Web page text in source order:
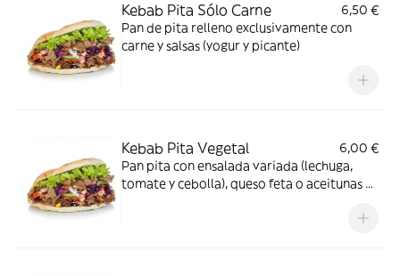
Kebab Pita Sólo Carne
6,50 €
Pan de pita relleno exclusivamente con
carne y salsas (yogur y picante)
Kebab Pita Vegetal
6,00 €
Pan pita con ensalada variada (lechuga,
tomate y cebolla), queso feta o aceitunas y